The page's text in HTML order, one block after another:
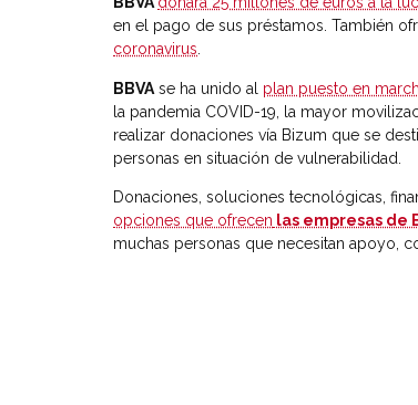
en el pago de sus préstamos. También
coronavirus.
BBVA se ha unido al plan puesto en
la pandemia COVID-19, la mayor
realizar donaciones vía Bizum que se
personas en situación de vulnerabilidad.
Donaciones, soluciones tecnológicas,
opciones que ofrecen las empresas de
muchas personas que necesitan apoyo,